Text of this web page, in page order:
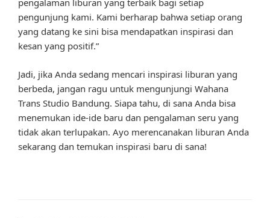
pengalaman liburan yang terbaik bagi setiap
pengunjung kami. Kami berharap bahwa setiap orang
yang datang ke sini bisa mendapatkan inspirasi dan
kesan yang positif.”
Jadi, jika Anda sedang mencari inspirasi liburan yang
berbeda, jangan ragu untuk mengunjungi Wahana
Trans Studio Bandung. Siapa tahu, di sana Anda bisa
menemukan ide-ide baru dan pengalaman seru yang
tidak akan terlupakan. Ayo merencanakan liburan Anda
sekarang dan temukan inspirasi baru di sana!